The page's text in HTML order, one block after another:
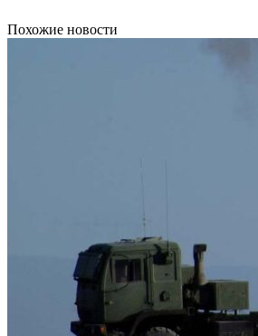
Похожие новости